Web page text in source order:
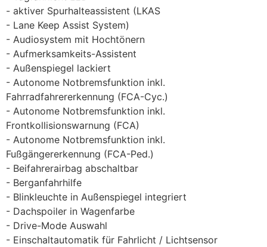
aktiver Spurhalteassistent (LKAS
Lane Keep Assist System)
Audiosystem mit Hochtönern
Aufmerksamkeits-Assistent
Außenspiegel lackiert
Autonome Notbremsfunktion inkl.
Fahrradfahrererkennung (FCA-Cyc.)
Autonome Notbremsfunktion inkl.
Frontkollisionswarnung (FCA)
Autonome Notbremsfunktion inkl.
Fußgängererkennung (FCA-Ped.)
Beifahrerairbag abschaltbar
Berganfahrhilfe
Blinkleuchte in Außenspiegel integriert
Dachspoiler in Wagenfarbe
Drive-Mode Auswahl
Einschaltautomatik für Fahrlicht / Lichtsensor